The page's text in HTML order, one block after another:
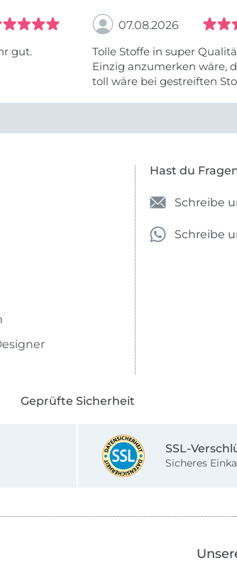
gut.
07.08.2026
Tolle Stoffe in super
Einzig anzumerken wäre,
toll wäre bei gestreiften
Hast du
Schreibe
Schreibe
Geprüfte Sicherheit
SSL-
Sicheres